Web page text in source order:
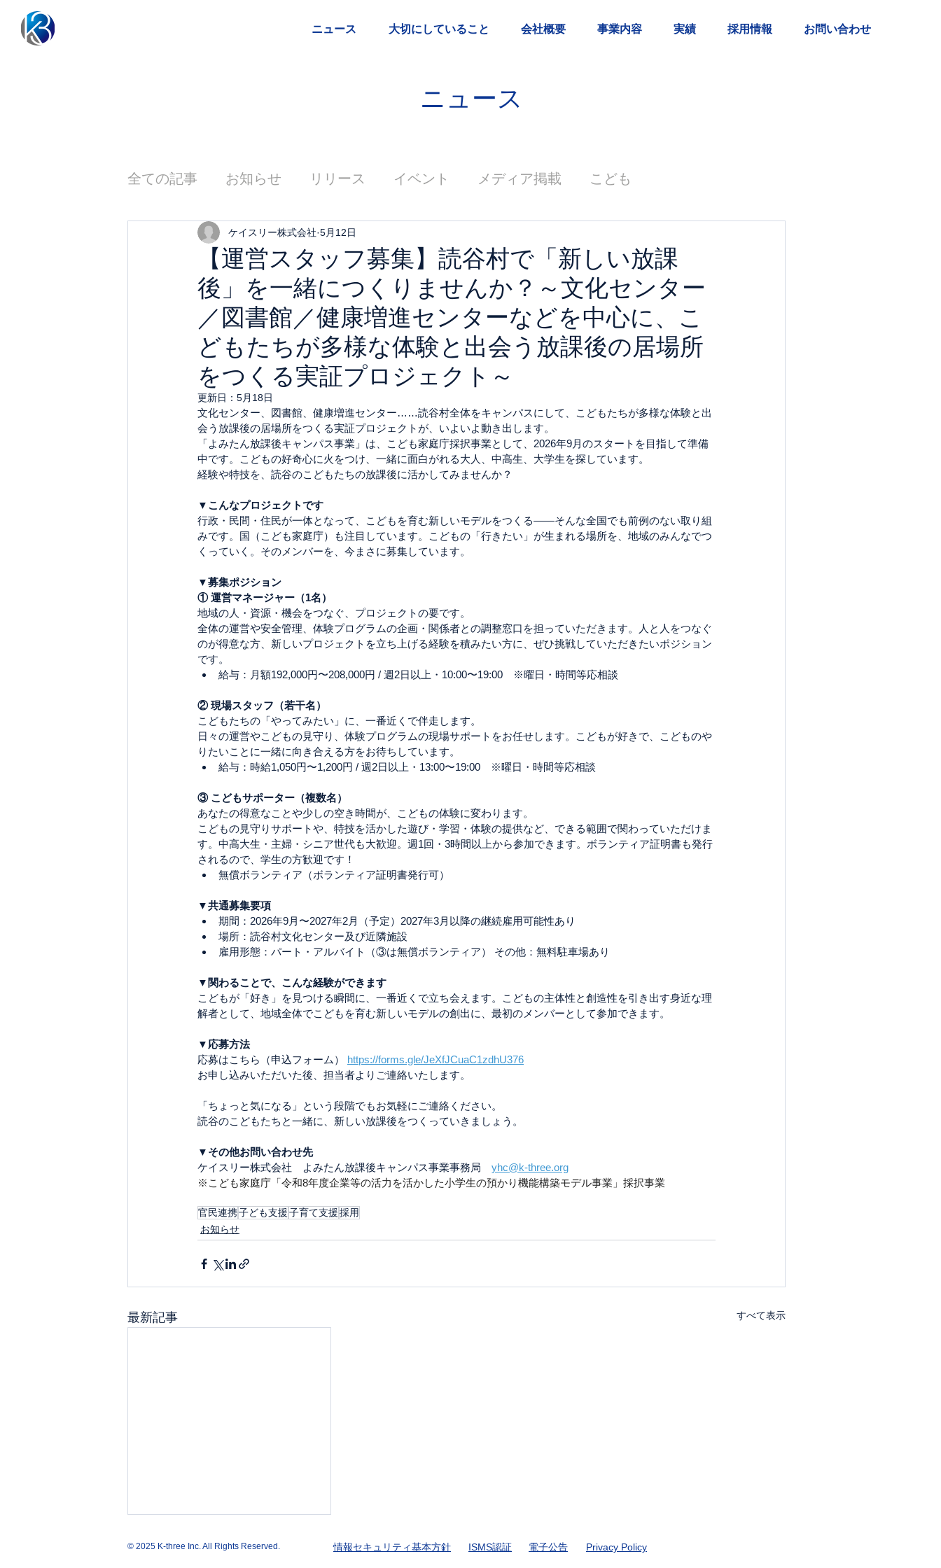
ニュース 大切にしていること 会社概要 事業内容 実績 採用情報 お問い合わせ
ニュース
全ての記事 お知らせ リリース イベント メディア掲載 こども
【運営スタッフ募集】読谷村で「新しい放課
後」を一緒につくりませんか？～文化センター
／図書館／健康増進センターなどを中心に、こ
どもたちが多様な体験と出会う放課後の居場所
をつくる実証プロジェクト～
ケイスリー株式会社 5月12日
更新日： 5月18日
文化センター、図書館、健康増進センター……読谷村全体をキャンパスにして、こどもたちが多様な体験と出
会う放課後の居場所をつくる実証プロジェクトが、いよいよ動き出します。
「よみたん放課後キャンパス事業」は、こども家庭庁採択事業として、2026年9月のスタートを目指して準備
中です。こどもの好奇心に火をつけ、一緒に面白がれる大人、中高生、大学生を探しています。
経験や特技を、読谷のこどもたちの放課後に活かしてみませんか？
▼こんなプロジェクトです
行政・民間・住民が一体となって、こどもを育む新しいモデルをつくる——そんな全国でも前例のない取り組
みです。国（こども家庭庁）も注目しています。こどもの「行きたい」が生まれる場所を、地域のみんなでつ
くっていく。そのメンバーを、今まさに募集しています。
▼募集ポジション
① 運営マネージャー（1名）
地域の人・資源・機会をつなぐ、プロジェクトの要です。
全体の運営や安全管理、体験プログラムの企画・関係者との調整窓口を担っていただきます。人と人をつなぐ
のが得意な方、新しいプロジェクトを立ち上げる経験を積みたい方に、ぜひ挑戦していただきたいポジション
です。
給与：月額192,000円〜208,000円 / 週2日以上・10:00〜19:00　※曜日・時間等応相談
② 現場スタッフ（若干名）
こどもたちの「やってみたい」に、一番近くで伴走します。
日々の運営やこどもの見守り、体験プログラムの現場サポートをお任せします。こどもが好きで、こどものや
りたいことに一緒に向き合える方をお待ちしています。
給与：時給1,050円〜1,200円 / 週2日以上・13:00〜19:00　※曜日・時間等応相談
③ こどもサポーター（複数名）
あなたの得意なことや少しの空き時間が、こどもの体験に変わります。
こどもの見守りサポートや、特技を活かした遊び・学習・体験の提供など、できる範囲で関わっていただけま
す。中高大生・主婦・シニア世代も大歓迎。週1回・3時間以上から参加できます。ボランティア証明書も発行
されるので、学生の方歓迎です！
無償ボランティア（ボランティア証明書発行可）
▼共通募集要項
期間：2026年9月〜2027年2月（予定）2027年3月以降の継続雇用可能性あり
場所：読谷村文化センター及び近隣施設
雇用形態：パート・アルバイト（③は無償ボランティア） その他：無料駐車場あり
▼関わることで、こんな経験ができます
こどもが「好き」を見つける瞬間に、一番近くで立ち会えます。こどもの主体性と創造性を引き出す身近な理
解者として、地域全体でこどもを育む新しいモデルの創出に、最初のメンバーとして参加できます。
▼応募方法
応募はこちら（申込フォーム） https://forms.gle/JeXfJCuaC1zdhU376
お申し込みいただいた後、担当者よりご連絡いたします。
「ちょっと気になる」という段階でもお気軽にご連絡ください。
読谷のこどもたちと一緒に、新しい放課後をつくっていきましょう。
▼その他お問い合わせ先
ケイスリー株式会社　よみたん放課後キャンパス事業事務局 yhc@k-three.org
※こども家庭庁「令和8年度企業等の活力を活かした小学生の預かり機能構築モデル事業」採択事業
官民連携子ども支援子育て支援採用
お知らせ
最新記事 すべて表示
© 2025 K-three Inc. All Rights Reserved. ​情報セキュリティ基本方針 Privacy Policy
ISMS認証 電子公告